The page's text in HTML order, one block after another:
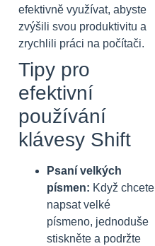
efektivně využívat, abyste
zvýšili svou produktivitu a
zrychlili práci na počítači.
Tipy pro
efektivní
používání
klávesy Shift
Psaní velkých
písmen: Když chcete
napsat velké
písmeno, jednoduše
stiskněte a podržte